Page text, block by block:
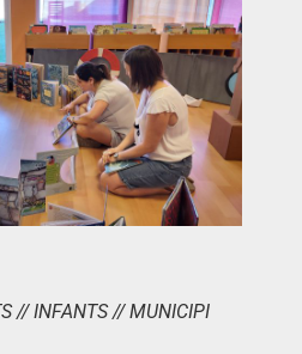
// INFANTS // MUNICIPI